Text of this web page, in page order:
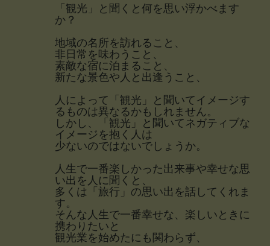
「観光」と聞くと何を思い浮かべます
か？
地域の名所を訪れること、
非日常を味わうこと、
素敵な宿に泊まること、
新たな景色や人と出逢うこと、
人によって「観光」と聞いてイメージす
るものは異なるかもしれません。
しかし、「観光」と聞いてネガティブな
イメージを抱く人は
少ないのではないでしょうか。
人生で一番楽しかった出来事や幸せな思
い出を人に聞くと、
多くは「旅行」の思い出を話してくれま
す。
そんな人生で一番幸せな、楽しいときに
携わりたいと
観光業を始めたにも関わらず、